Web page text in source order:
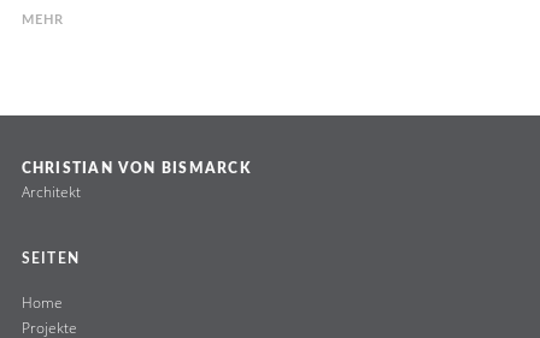
MEHR
CHRISTIAN VON BISMARCK
Architekt
SEITEN
Home
Projekte